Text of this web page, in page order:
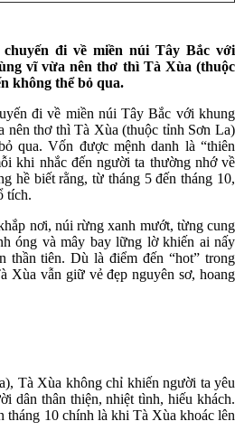
đi về miền núi Tây Bắc với
vĩ vừa nên thơ thì Tà Xùa (thuộc
không thể bỏ qua.
đi về miền núi Tây Bắc với khung
nên thơ thì Tà Xùa (thuộc tỉnh Sơn La)
qua. Vốn được mệnh danh là “thiên
khi nhắc đến người ta thường nhớ về
hề biết rằng, từ tháng 5 đến tháng 10,
tích.
nơi, núi rừng xanh mướt, từng cung
óng và mây bay lững lờ khiến ai nấy
thần tiên. Dù là điểm đến “hot” trong
Xùa vẫn giữ vẻ đẹp nguyên sơ, hoang
Tà Xùa không chỉ khiến người ta yêu
dân thân thiện, nhiệt tình, hiếu khách.
tháng 10 chính là khi Tà Xùa khoác lên